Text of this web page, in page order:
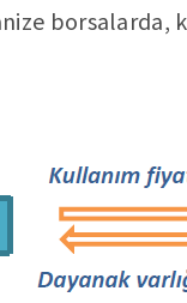
borsalarda,